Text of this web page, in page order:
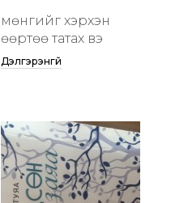
мөнгийг хэрхэн
өөртөө татах вэ
Дэлгэрэнгүй